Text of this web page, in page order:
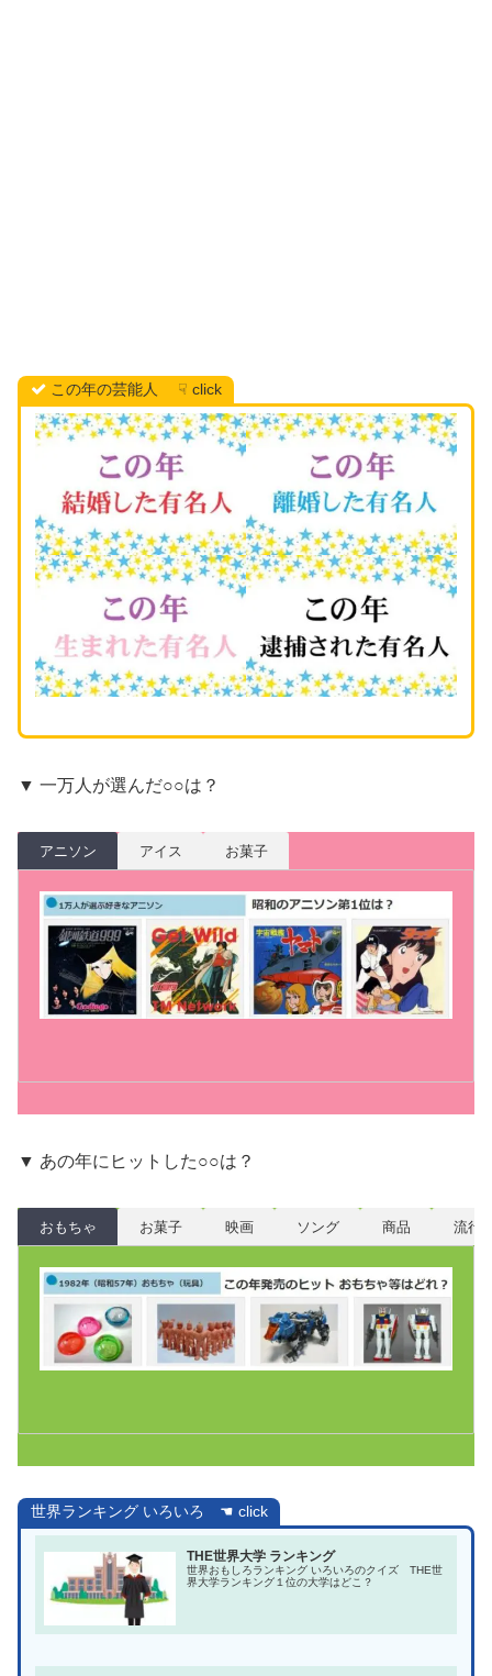
この年の芸能人 ☟ click
▼ 一万人が選んだ○○は？
アニソン アイス お菓子
▼ あの年にヒットした○○は？
おもちゃ お菓子 映画 ソング 商品 流行
世界ランキング いろいろ ☚ click
THE世界大学 ランキング
世界おもしろランキング いろいろのクイズ THE世
界大学ランキング１位の大学はどこ？